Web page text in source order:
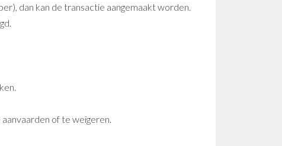
dan kan de transactie aangemaakt worden.
of te weigeren.